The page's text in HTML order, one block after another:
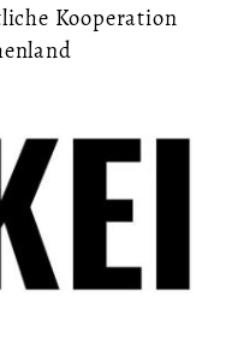
Kooperation